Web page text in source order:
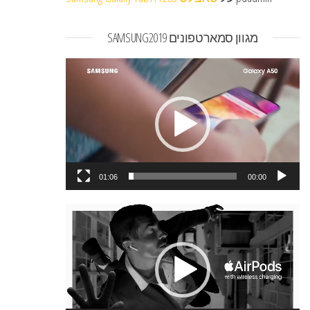
מגוון סמארטפונים SAMSUNG2019
נגן
וידאו
00:00
01:06
נגן
וידאו